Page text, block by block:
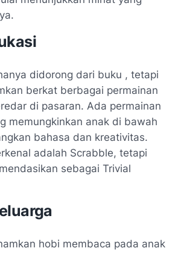
didorong dari buku , tetapi
berkat berbagai permainan
di pasaran. Ada permainan
memungkinkan anak di bawah
bahasa dan kreativitas.
adalah Scrabble, tetapi
sebagai Trivial
hobi membaca pada anak